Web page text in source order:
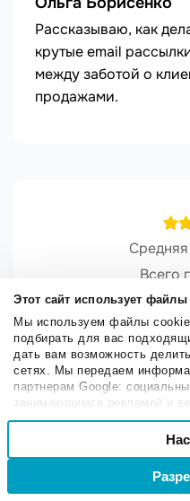
Этот сайт использует файлы
Мы используем файлы
подбирать для вас
дать вам возможность
сетях. Мы передаем
партнерам Google:
занимающимся рекламой и
могут комбинировать эти
информацией, а также
использовании вами их
Выбор
Настроечные
Рассказываю, как
крутые email
между заботой о
продажами.
Всего
доставляемость
ПОСТЫ ПО КАТЕГОРИЯМ